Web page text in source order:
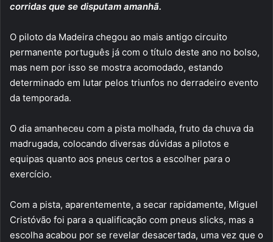
corridas que se disputam amanhã.
O piloto da Madeira chegou ao mais antigo circuito
permanente português já com o título deste ano no bolso,
mas nem por isso se mostra acomodado, estando
determinado em lutar pelos triunfos no derradeiro evento
da temporada.
O dia amanheceu com a pista molhada, fruto da chuva da
madrugada, colocando diversas dúvidas a pilotos e
equipas quanto aos pneus certos a escolher para o
exercício.
Com a pista, aparentemente, a secar rapidamente, Miguel
Cristóvão foi para a qualificação com pneus slicks, mas a
escolha acabou por se revelar desacertada, uma vez que o